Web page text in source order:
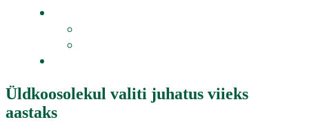
Üldkoosolekul valiti juhatus viieks
aastaks